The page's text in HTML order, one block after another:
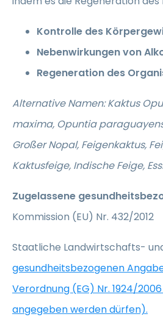
Kontrolle des
Nebenwirkungen von
Regeneration des
Alternative Namen: Kaktus
maxima, Opuntia
Großer Nopal, Feigenkaktus,
Kaktusfeige, Indische Feige,
Zugelassene
Kommission (EU) Nr. 432/2012
Staatliche Landwirtschafts-
gesundheitsbezogenen
Verordnung (EG) Nr. 1924/
angegeben werden dürfen).